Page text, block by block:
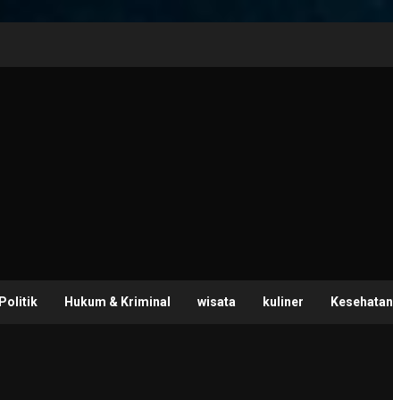
Politik Hukum & Kriminal wisata kuliner Kesehatan